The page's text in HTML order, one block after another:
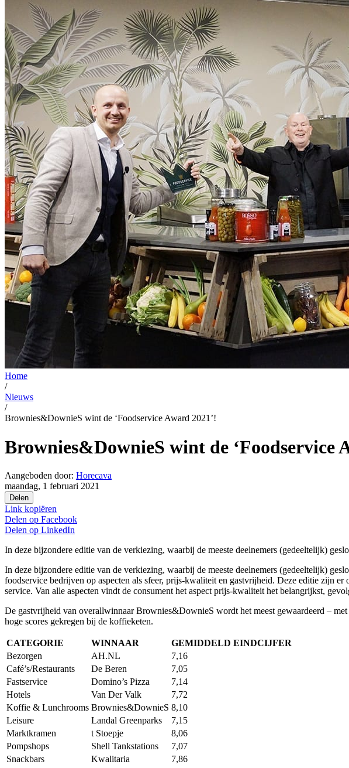
Home
/
Nieuws
/
Brownies&DownieS wint de ‘Foodservice Award 2021’!
Brownies&DownieS wint de ‘Foodservice
Aangeboden door: Horecava
maandag, 1 februari 2021
Delen
Link kopiëren
Delen op Facebook
Delen op LinkedIn
In deze bijzondere editie van de verkiezing, waarbij de meeste deelnemers (gedeeltelijk)
In deze bijzondere editie van de verkiezing, waarbij de meeste deelnemers (gedeeltelijk)
foodservice bedrijven op aspecten als sfeer, prijs-kwaliteit en gastvrijheid. Deze editie zijn
service. Van alle aspecten vindt de consument het aspect prijs-kwaliteit het belangrijkst,
De gastvrijheid van overallwinnaar Brownies&DownieS wordt het meest gewaardeerd –
hoge scores gekregen bij de koffieketen.
CATEGORIE WINNAAR
GEMIDDELD EINDCIJFER
Bezorgen
AH.NL
7,16
Café’s/Restaurants
De Beren
7,05
Fastservice
Domino’s Pizza
7,14
Hotels
Van Der Valk
7,72
Koffie & Lunchrooms Brownies&DownieS 8,10
Leisure
Landal Greenparks
7,15
Marktkramen
t Stoepje
8,06
Pompshops
Shell Tankstations
7,07
Snackbars
Kwalitaria
7,86